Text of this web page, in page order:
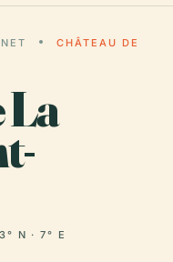
CHÂTEAU DE
La
N · 7° E